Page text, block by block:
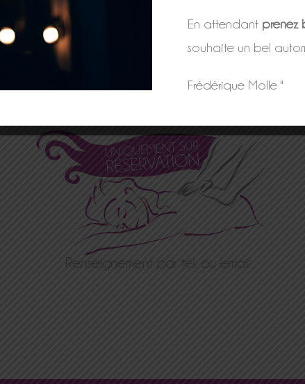
Massage Impérial Massage Global Chinois
Massage Balinais
Massage Californien et Suédois
En attendant prenez
souhaite un bel
Frédérique Molle "